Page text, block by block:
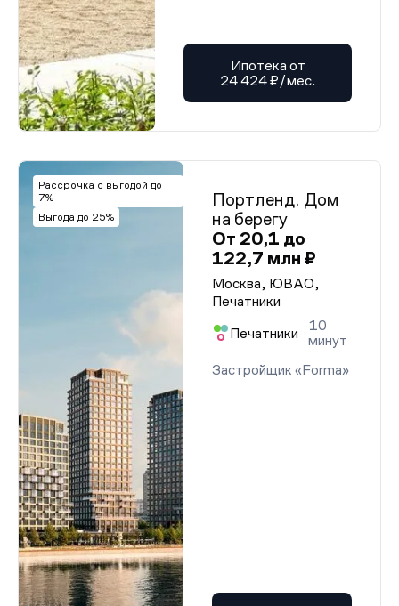
Ипотека от
24 424 ₽/мес.
Рассрочка с выгодой до
7%
Выгода до 25%
Портленд. Дом
на берегу
От 20,1 до
122,7 млн ₽
Москва, ЮВАО,
Печатники
Печатники
10
минут
Застройщик «Forma»